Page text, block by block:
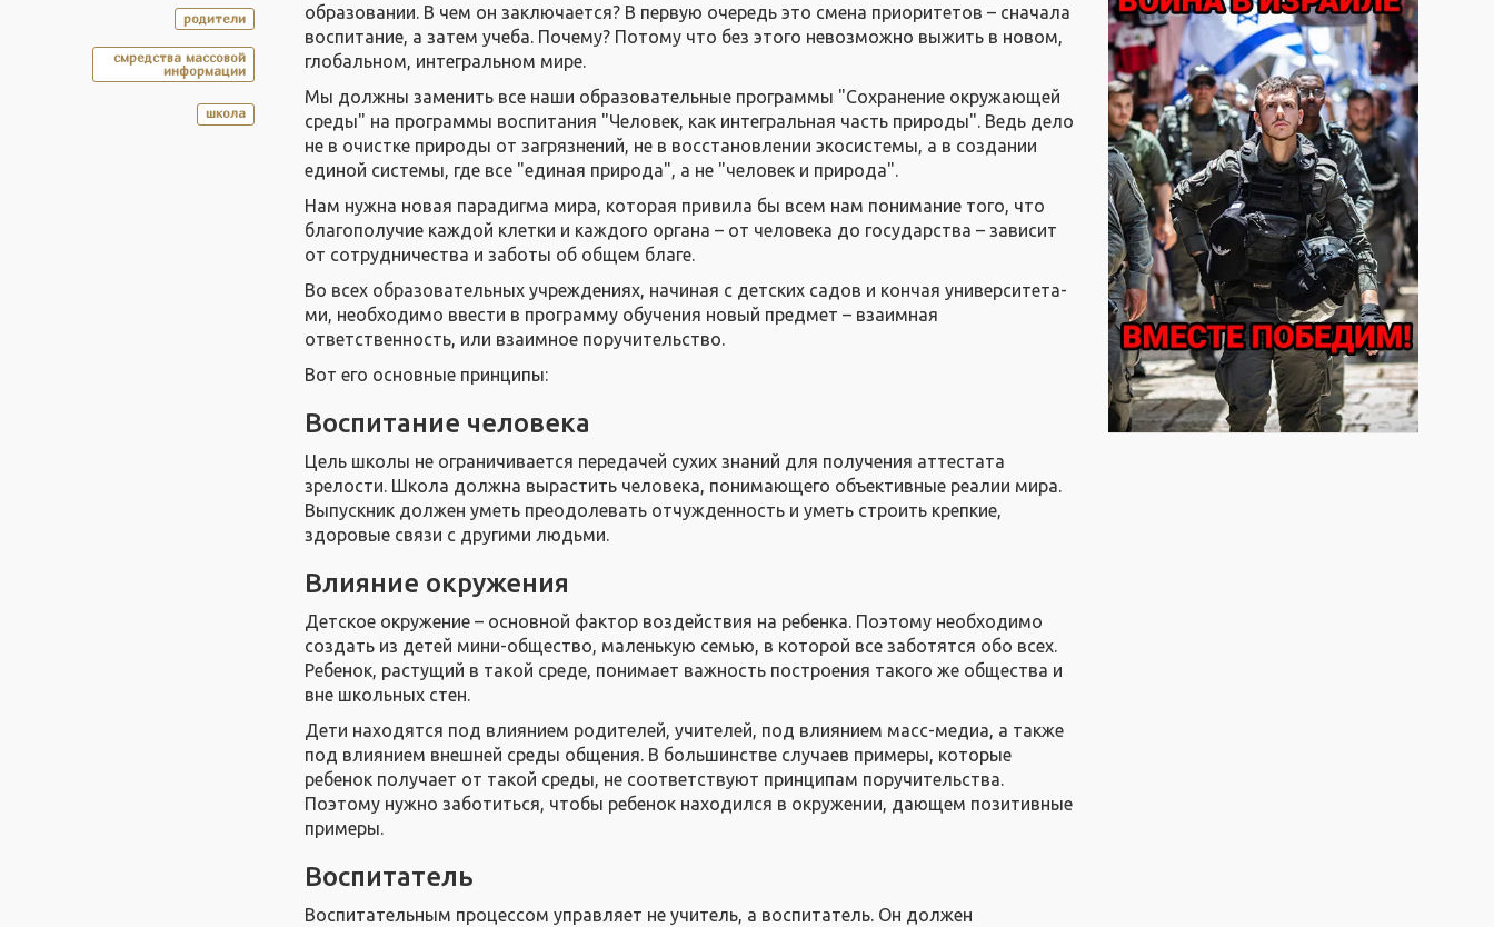
родители
смредства массовой
информации
школа
образовании. В чем он заключается? В первую очередь это смена приоритетов – сначала
воспитание, а затем учеба. Почему? Потому что без этого невозможно выжить в новом,
глобальном, интегральном мире.
Мы должны заменить все наши образовательные программы "Сохранение окружающей
среды" на программы воспитания "Человек, как интегральная часть природы". Ведь дело
не в очистке природы от загрязнений, не в восстановлении экосистемы, а в создании
единой системы, где все "единая природа", а не "человек и природа".
Нам нужна новая парадигма мира, которая привила бы всем нам понимание того, что
благополучие каждой клетки и каждого органа – от человека до государства – зависит
от сотрудни­чества и заботы об общем благе.
Во всех образовательных учреждени­ях, начиная с детских садов и кончая университета­
ми, необходимо ввести в программу обучения новый предмет – взаимная
ответственность, или взаимное поручительство.
Вот его основные принципы:
Воспитание человека
Цель школы не ограничивается передачей сухих знаний для получения аттестата
зрелости. Школа должна вырастить человека, понимающего объективные реалии мира.
Выпускник должен уметь преодолевать отчужденность и уметь строить крепкие,
здоровые связи с другими людьми.
Влияние окружения
Детское окружение – основной фактор воздействия на ребенка. Поэтому необходимо
создать из детей мини-общество, маленькую семью, в которой все заботятся обо всех.
Ребенок, растущий в такой среде, понимает важность построения такого же общества и
вне школьных стен.
Дети находятся под влиянием родителей, учителей, под влиянием масс-медиа, а также
под влиянием внешней среды общения. В большинстве случаев примеры, которые
ребенок получает от такой среды, не соответствуют принципам поручительства.
Поэтому нужно заботиться, чтобы ребенок находился в окружении, дающем позитивные
примеры.
Воспитатель
Воспитательным процессом управляет не учитель, а воспитатель. Он должен